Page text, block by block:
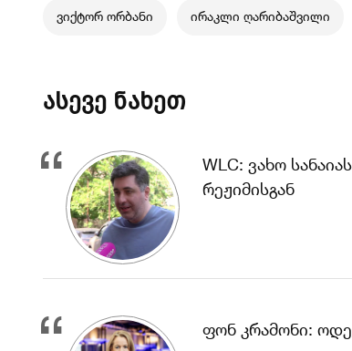
ვიქტორ ორბანი ირაკლი ღარიბაშვილი
ასევე ნახეთ
WLC: ვახო
რეჟიმისგან
ფონ კრამონი: